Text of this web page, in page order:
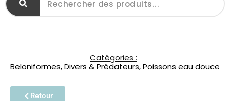
Catégories :
Beloniformes,Divers & Prédateurs,Poissons eau douce
Retour